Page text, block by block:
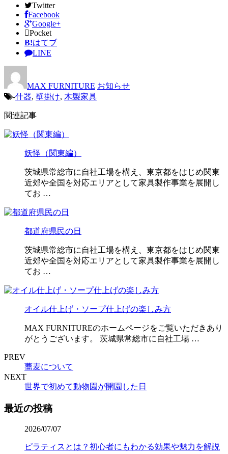
Twitter
Facebook
Google+
Pocket
B!はてブ
LINE
MAX FURNITURE お知らせ
-什器, 壁掛け, 木製家具
関連記事
妖怪（関東編）
茨城県常総市に自社工場を構え、東京都をはじめ関東
近郊や全国を対応エリアとして家具製作事業を展開し
てお …
都道府県民の日
茨城県常総市に自社工場を構え、東京都をはじめ関東
近郊や全国を対応エリアとして家具製作事業を展開し
てお …
オイル仕上げ・ソープ仕上げの楽しみ方
MAX FURNITUREのホームページをご覧いただきあり
がとうございます。 茨城県常総市に自社工場 …
PREV
蕎麦について
NEXT
世界で初めて動物園が開園した日
最近の投稿
2026/07/07
ピラティスとは？初心者にもわかる効果や魅力を解説